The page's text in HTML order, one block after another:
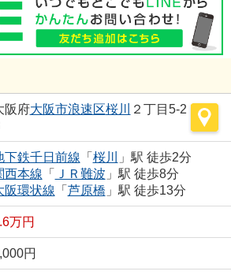
阪府大阪市浪速区桜川
２丁目5-2
下鉄千日前線 「 桜川
」駅 徒歩2分
西本線 「 ＪＲ難波 」駅 徒歩8分
阪環状線 「 芦原橋 」駅 徒歩13分
万円
円